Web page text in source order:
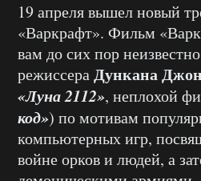
19 апреля вышел новый
«Варкрафт». Фильм
вам до сих пор
режиссераДункана
«Луна 2112», неплохой
код») по мотивам
компьютерных игр,
войне орков и людей, а